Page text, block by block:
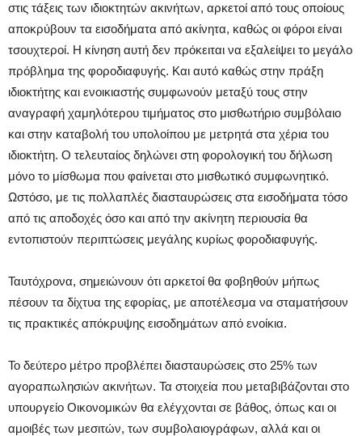
στις τάξεις των ιδιοκτητών ακινήτων, αρκετοί από τους οποίους
αποκρύβουν τα εισοδήματα από ακίνητα, καθώς οι φόροι είναι
τσουχτεροί. Η κίνηση αυτή δεν πρόκειται να εξαλείψει το μεγάλο
πρόβλημα της φοροδιαφυγής. Και αυτό καθώς στην πράξη
ιδιοκτήτης και ενοικιαστής συμφωνούν μεταξύ τους στην
αναγραφή χαμηλότερου τιμήματος στο μισθωτήριο συμβόλαιο
και στην καταβολή του υπολοίπου με μετρητά στα χέρια του
ιδιοκτήτη. Ο τελευταίος δηλώνει στη φορολογική του δήλωση
μόνο το μίσθωμα που φαίνεται στο μισθωτικό συμφωνητικό.
Ωστόσο, με τις πολλαπλές διασταυρώσεις στα εισοδήματα τόσο
από τις αποδοχές όσο και από την ακίνητη περιουσία θα
εντοπιστούν περιπτώσεις μεγάλης κυρίως φοροδιαφυγής.
Ταυτόχρονα, σημειώνουν ότι αρκετοί θα φοβηθούν μήπως
πέσουν τα δίχτυα της εφορίας, με αποτέλεσμα να σταματήσουν
τις πρακτικές απόκρυψης εισοδημάτων από ενοίκια.
Το δεύτερο μέτρο προβλέπει διασταυρώσεις στο 25% των
αγοραπωλησιών ακινήτων. Τα στοιχεία που μεταβιβάζονται στο
υπουργείο Οικονομικών θα ελέγχονται σε βάθος, όπως και οι
αμοιβές των μεσιτών, των συμβολαιογράφων, αλλά και οι